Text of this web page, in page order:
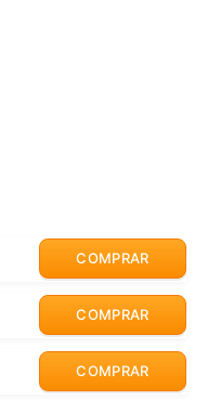
COMPRAR
COMPRAR
COMPRAR